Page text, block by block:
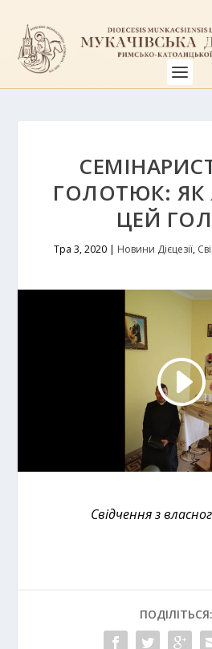
ГОЛОТЮК: ЯК
ЦЕЙ
Тра 3, 2020| Новини Дієцезії,
Свідчення з
ПОДІЛІТЬСЯ: